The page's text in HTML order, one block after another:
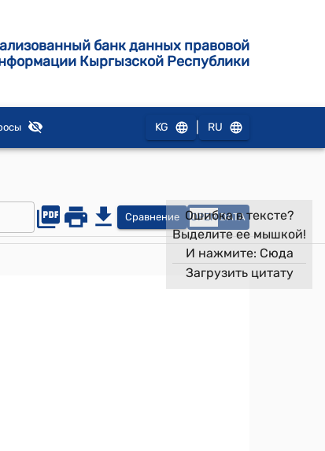
банк данных правовой
Кыргызской Республики
KG RU
Сравнение OPEN DATA
Ошибка в тексте?
Выделите ее мышкой!
И нажмите: Сюда
Загрузить цитату